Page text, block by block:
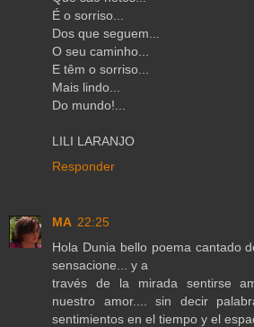
É o sorriso...
Dos que seguem...
O seu caminho...
E têm o sorriso...
Mais lindo...
Do mundo!...
LILI LARANJO
Responder
MA 22:25
Hola Dunia bello poema cantado
sensacione... y a
través de la mirada sentirse
nuestro amor.... sin decir
sentimientos en el tiempo y el